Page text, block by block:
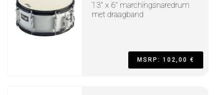
13" x 6" marchingsnaredrum
met draagband
MSRP: 102,00 €